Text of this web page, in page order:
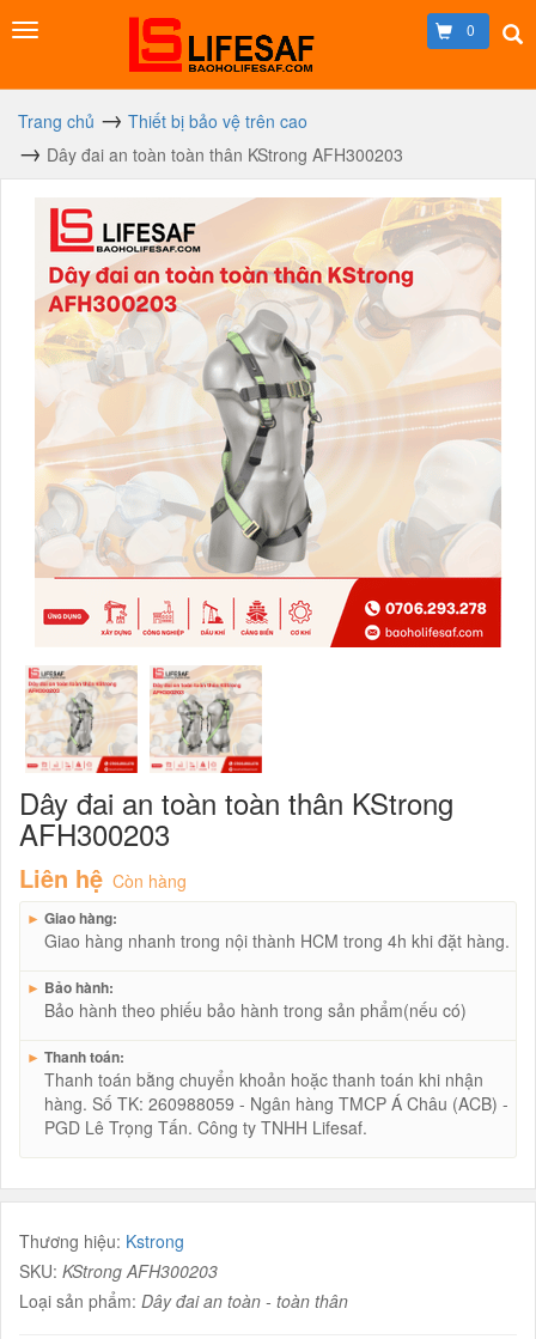
0
Trang chủ
Thiết bị bảo vệ trên cao
Dây đai an toàn toàn thân KStrong AFH300203
Dây đai an toàn toàn thân KStrong
AFH300203
Liên hệ Còn hàng
► Giao hàng:
Giao hàng nhanh trong nội thành HCM trong 4h khi đặt hàng.
► Bảo hành:
Bảo hành theo phiếu bảo hành trong sản phẩm(nếu có)
► Thanh toán:
Thanh toán bằng chuyển khoản hoặc thanh toán khi nhận
hàng. Số TK: 260988059 - Ngân hàng TMCP Á Châu (ACB) -
PGD Lê Trọng Tấn. Công ty TNHH Lifesaf.
Thương hiệu: Kstrong
SKU: KStrong AFH300203
Loại sản phẩm: Dây đai an toàn - toàn thân